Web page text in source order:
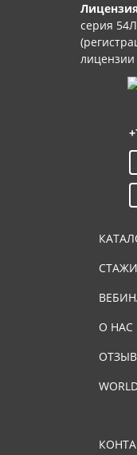
серия
лицензии
О НАС